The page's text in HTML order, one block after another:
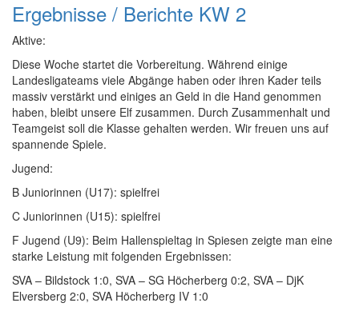
Ergebnisse / Berichte KW 2
Aktive:
Diese Woche startet die Vorbereitung. Während einige
Landesligateams viele Abgänge haben oder ihren Kader teils
massiv verstärkt und einiges an Geld in die Hand genommen
haben, bleibt unsere Elf zusammen. Durch Zusammenhalt und
Teamgeist soll die Klasse gehalten werden. Wir freuen uns auf
spannende Spiele.
Jugend:
B Juniorinnen (U17): spielfrei
C Juniorinnen (U15): spielfrei
F Jugend (U9): Beim Hallenspieltag in Spiesen zeigte man eine
starke Leistung mit folgenden Ergebnissen:
SVA – Bildstock 1:0, SVA – SG Höcherberg 0:2, SVA – DjK
Elversberg 2:0, SVA Höcherberg IV 1:0